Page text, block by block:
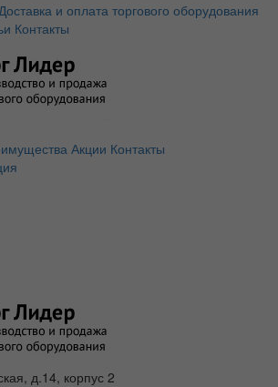
и оплата торгового оборудования
Контакты
Акции Контакты
д.14, корпус 2